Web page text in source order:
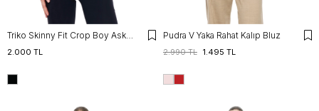
2.000 TL
Pudra V Yaka Rahat Kalıp Bluz
1.495 TL
2.990 TL